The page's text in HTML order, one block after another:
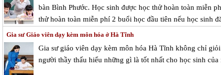
bàn Bình Phước. Học sinh được học thử hoàn toàn miễn
thử hoàn toàn miễn phí 2 buổi học đầu tiên nếu học sinh
Gia sư Giáo viên dạy kèm môn hóa ở Hà Tĩnh
Gia sư giáo viên dạy kèm môn hóa Hà Tĩnh không chỉ
người thầy thấu hiểu những gì là tốt nhất cho học sinh của